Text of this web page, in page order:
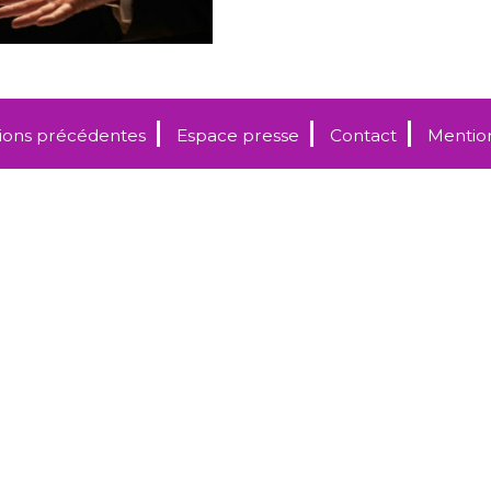
précédentes Espace presse Contact